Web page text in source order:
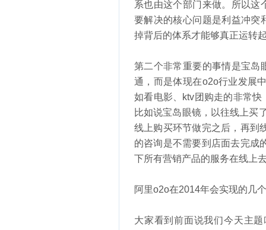
系也由这个部门来做。所以这
要解决的核心问题是利益冲突
掉背后的体系才能够真正运转
第二个非常重要的事情是宝岛
通，而是体现在o2o行业发展
如看电影、ktv团购走的非常
比如说宝岛眼镜，以往线上买
线上购买环节做完之后，再到
的咨询是不需要到店面去完成
下所有营销产品的服务在线上
阿里o2o在2014年会实现的几
大家看到前面说我们今天主